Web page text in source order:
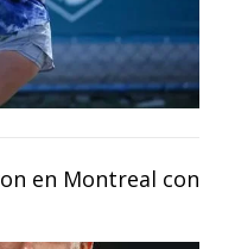
en Montreal con